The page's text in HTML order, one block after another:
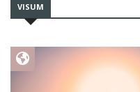
VISUM